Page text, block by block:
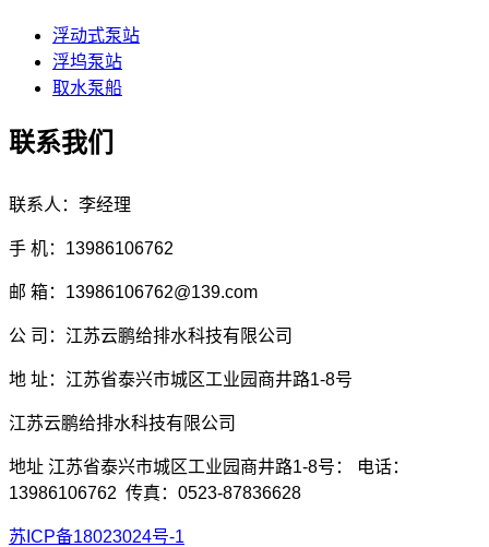
浮动式泵站
浮坞泵站
取水泵船
联系我们
联系人：李经理
手 机：13986106762
邮 箱：13986106762@139.com
公 司：江苏云鹏给排水科技有限公司
地 址：江苏省泰兴市城区工业园商井路1-8号
江苏云鹏给排水科技有限公司
地址 江苏省泰兴市城区工业园商井路1-8号： 电话：
13986106762 传真：0523-87836628
苏ICP备18023024号-1